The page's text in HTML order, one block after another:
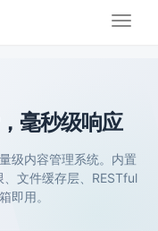
毫秒级响应
级内容管理系统。内置
文件缓存层、RESTful
即用。